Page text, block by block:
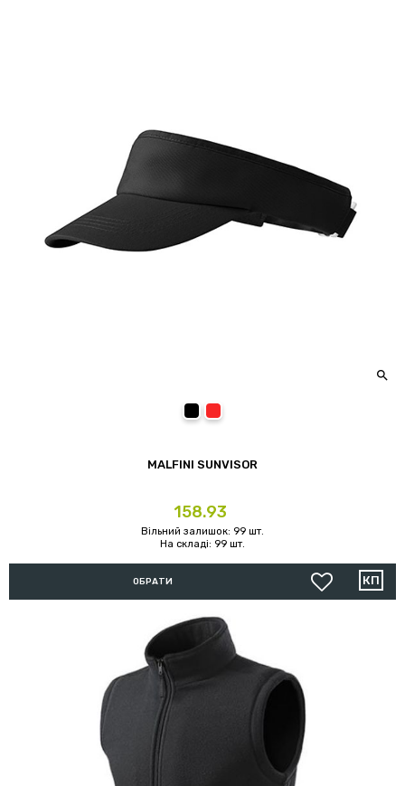

MALFINI SUNVISOR
Ціна
158.93
Вільний залишок: 99 шт.
На складі: 99 шт.
ОБРАТИ